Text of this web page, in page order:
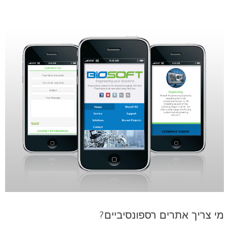
מי צריך אתרים רספונסיביים?